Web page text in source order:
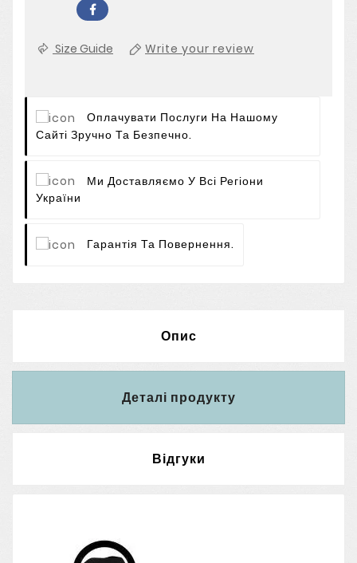
Size Guide Write your review
Оплачувати Послуги На Нашому
Сайті Зручно Та Безпечно.
Ми Доставляємо У Всі Регіони
України
Гарантія Та Повернення.
Опис
Деталі продукту
Відгуки